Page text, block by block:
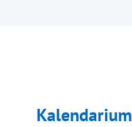
Kalendarium